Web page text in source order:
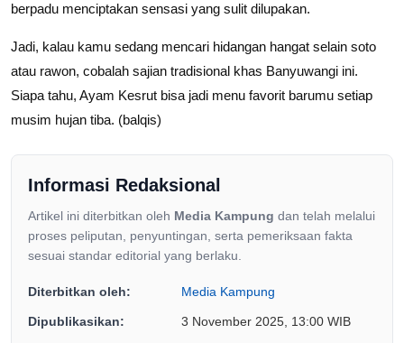
berpadu menciptakan sensasi yang sulit dilupakan.
Jadi, kalau kamu sedang mencari hidangan hangat selain soto
atau rawon, cobalah sajian tradisional khas Banyuwangi ini.
Siapa tahu, Ayam Kesrut bisa jadi menu favorit barumu setiap
musim hujan tiba. (balqis)
Informasi Redaksional
Artikel ini diterbitkan oleh Media Kampung dan telah melalui
proses peliputan, penyuntingan, serta pemeriksaan fakta
sesuai standar editorial yang berlaku.
Diterbitkan oleh: Media Kampung
Dipublikasikan: 3 November 2025, 13:00 WIB